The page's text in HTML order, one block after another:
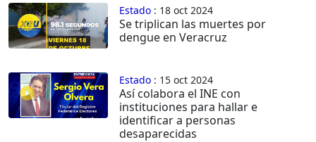
Estado : 18 oct 2024
Se triplican las muertes por
dengue en Veracruz
Estado : 15 oct 2024
Así colabora el INE con
instituciones para hallar e
identificar a personas
desaparecidas